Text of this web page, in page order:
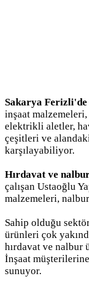
Sakarya Ferizli'de
inşaat
elektrikli aletler,
çeşitleri ve alandaki
karşılayabiliyor.
Hırdavat ve
çalışan Ustaoğlu
malzemeleri,
Sahip olduğu
ürünleri çok
hırdavat ve nalbur
İnşaat
sunuyor.